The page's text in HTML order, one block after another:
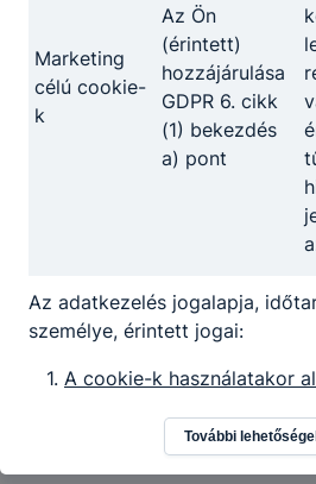
Marketing
célú cookie-
k
Az Ön
(érintett)
hozzájárulása
GDPR 6. cikk
(1) bekezdés
a) pont
Az adatkezelés jogalapja,
személye, érintett jogai:
A cookie-k használatakor
:
bekezdés a. pontja
hozzájárulását adta
További